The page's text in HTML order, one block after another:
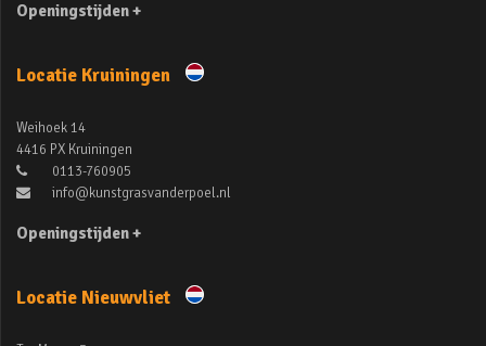
Openingstijden +
Locatie Kruiningen
Weihoek 14
4416 PX Kruiningen
0113-760905
info@kunstgrasvanderpoel.nl
Openingstijden +
Locatie Nieuwvliet